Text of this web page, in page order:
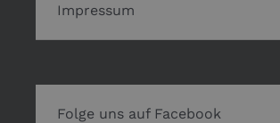
Impressum
Folge uns auf Facebook